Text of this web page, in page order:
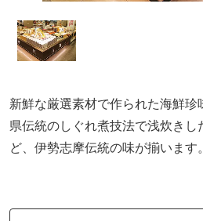
新鮮な厳選素材で作られた海鮮
県伝統のしぐれ煮技法で浅炊き
ど、伊勢志摩伝統の味が揃います。